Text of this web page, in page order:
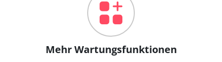
Mehr Wartungsfunktionen